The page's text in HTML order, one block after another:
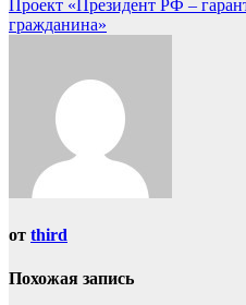
Проект «Президент РФ –
гражданина»
от third
Похожая запись